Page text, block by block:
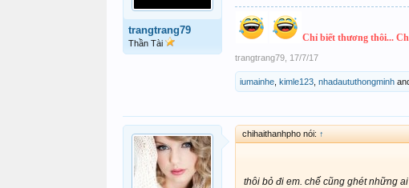
trangtrang79
Thần Tài Chỉ biết thương thôi...
trangtrang79 17/7/17
iumainhe kimle123 nhadaututhongminh
chihaithanhpho nói: ↑
thôi bỏ đi em. chế cũng ghét những